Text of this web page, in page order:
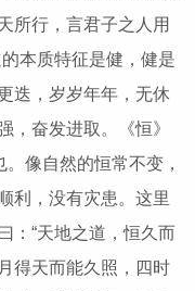
所行，言君子之人用
本质特征是健，健是
迭，岁岁年年，无休
，奋发进取。《恒》
像自然的恒常不变，
利，没有灾患。这里
：“天地之道，恒久而
得天而能久照，四时